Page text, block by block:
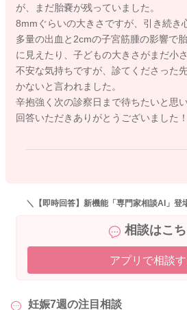
受診の日を待ってください。気分転換
と、寝ること、清潔な下着を身につけ
生活と気持ちで、その日までお過ごし
す。
どうかお大事にお過ごしください。
が、まだ胎嚢が残っていました。
8mmぐらいの大きさですが、引き続き
多量の出血と2cmの子宮筋腫の影響で
に見えたり、子どもの大きさがまだ小
不安な気持ちですが、診てくださった
かないと言われました。
辛抱強く次の診察日まで待ちたいと思い
回答いただきありがとうございました！
＼【即時回答】新機能「専門家相談AI」登
相談はこ
アプリで相談
妊娠7週の注目相談